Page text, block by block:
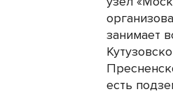
занимает
есть